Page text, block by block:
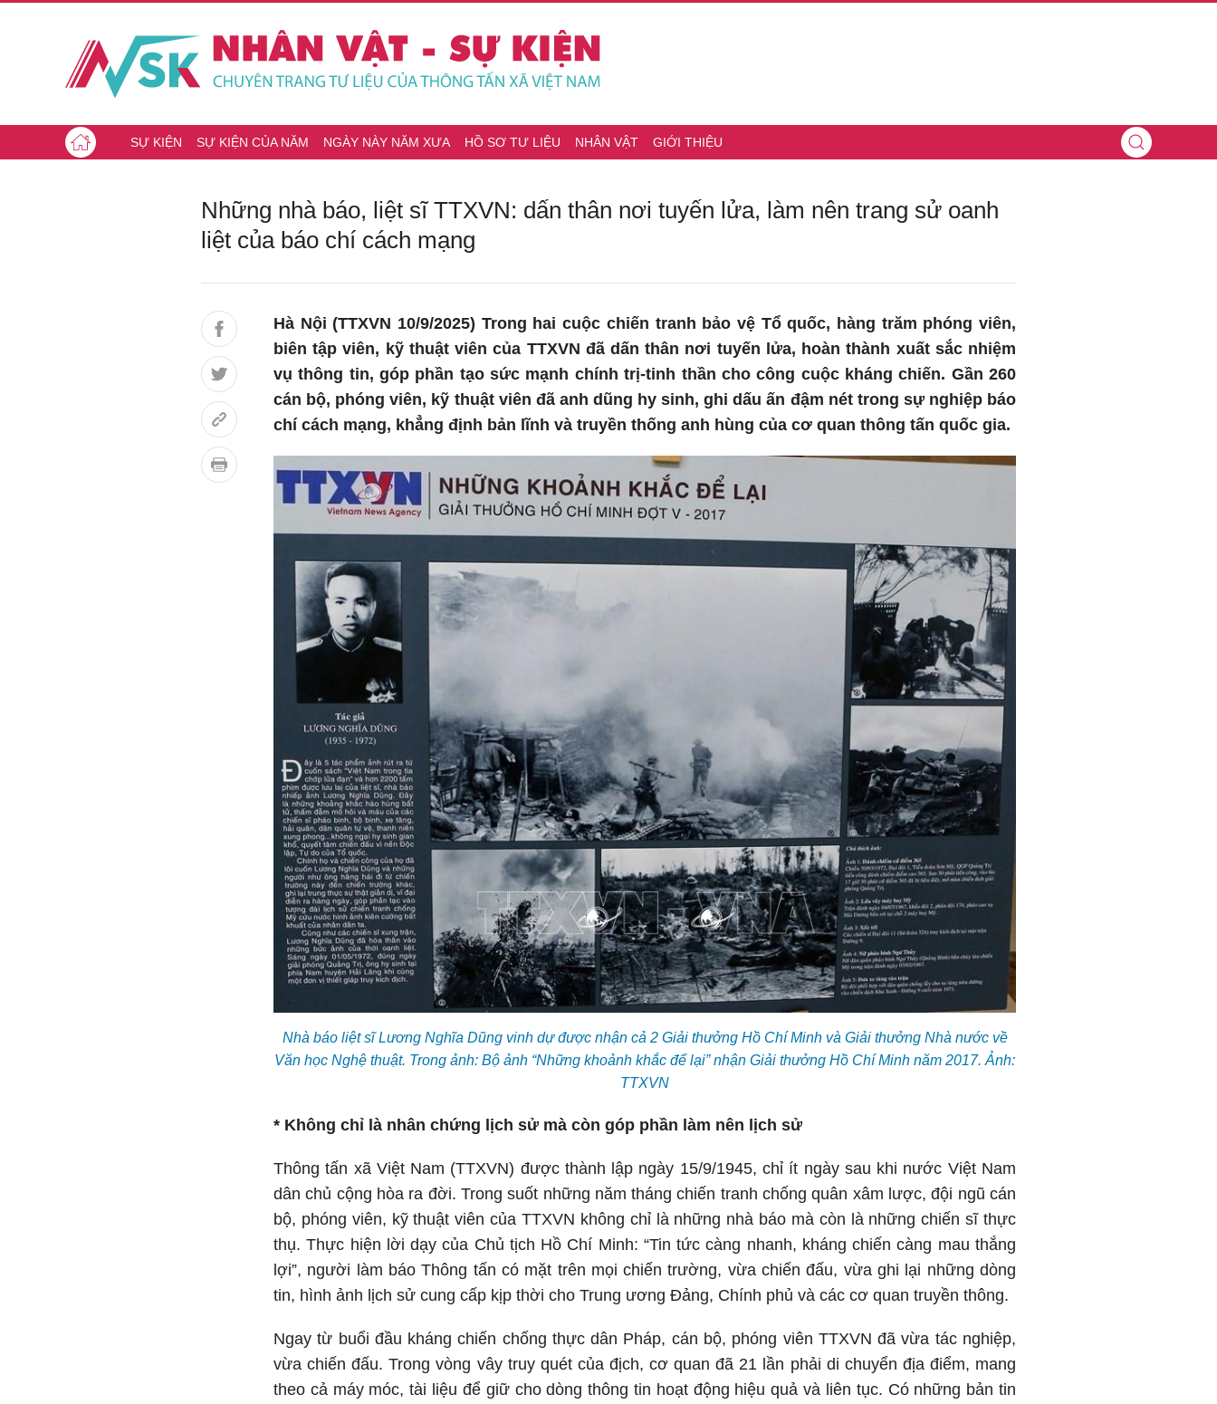
SỰ KIỆN SỰ KIỆN CỦA NĂM NGÀY NÀY NĂM XƯA HỒ SƠ TƯ LIỆU NHÂN VẬT GIỚI THIỆU
Những nhà báo, liệt sĩ TTXVN: dấn thân nơi tuyến lửa, làm nên trang sử oanh
liệt của báo chí cách mạng
Hà Nội (TTXVN 10/9/2025) Trong hai cuộc chiến tranh bảo vệ Tổ quốc, hàng trăm phóng viên,
biên tập viên, kỹ thuật viên của TTXVN đã dấn thân nơi tuyến lửa, hoàn thành xuất sắc nhiệm
vụ thông tin, góp phần tạo sức mạnh chính trị-tinh thần cho công cuộc kháng chiến. Gần 260
cán bộ, phóng viên, kỹ thuật viên đã anh dũng hy sinh, ghi dấu ấn đậm nét trong sự nghiệp báo
chí cách mạng, khẳng định bản lĩnh và truyền thống anh hùng của cơ quan thông tấn quốc gia.
Nhà báo liệt sĩ Lương Nghĩa Dũng vinh dự được nhận cả 2 Giải thưởng Hồ Chí Minh và Giải thưởng Nhà nước về
Văn học Nghệ thuật. Trong ảnh: Bộ ảnh “Những khoảnh khắc để lại” nhận Giải thưởng Hồ Chí Minh năm 2017. Ảnh:
TTXVN
* Không chỉ là nhân chứng lịch sử mà còn góp phần làm nên lịch sử
Thông tấn xã Việt Nam (TTXVN) được thành lập ngày 15/9/1945, chỉ ít ngày sau khi nước Việt Nam
dân chủ cộng hòa ra đời. Trong suốt những năm tháng chiến tranh chống quân xâm lược, đội ngũ cán
bộ, phóng viên, kỹ thuật viên của TTXVN không chỉ là những nhà báo mà còn là những chiến sĩ thực
thụ. Thực hiện lời dạy của Chủ tịch Hồ Chí Minh: “Tin tức càng nhanh, kháng chiến càng mau thắng
lợi”, người làm báo Thông tấn có mặt trên mọi chiến trường, vừa chiến đấu, vừa ghi lại những dòng
tin, hình ảnh lịch sử cung cấp kịp thời cho Trung ương Đảng, Chính phủ và các cơ quan truyền thông.
Ngay từ buổi đầu kháng chiến chống thực dân Pháp, cán bộ, phóng viên TTXVN đã vừa tác nghiệp,
vừa chiến đấu. Trong vòng vây truy quét của địch, cơ quan đã 21 lần phải di chuyển địa điểm, mang
theo cả máy móc, tài liệu để giữ cho dòng thông tin hoạt động hiệu quả và liên tục. Có những bản tin